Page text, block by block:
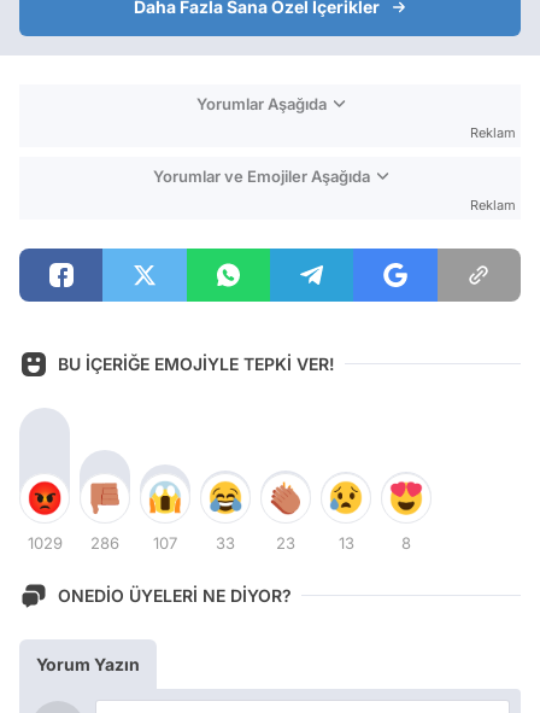
Daha Fazla Sana Özel İçerikler
Yorumlar Aşağıda
Reklam
Yorumlar ve Emojiler Aşağıda
Reklam
BU İÇERİĞE EMOJİYLE TEPKİ VER!
1029 286 107 33 23 13 8
ONEDİO ÜYELERİ NE DİYOR?
Yorum Yazın